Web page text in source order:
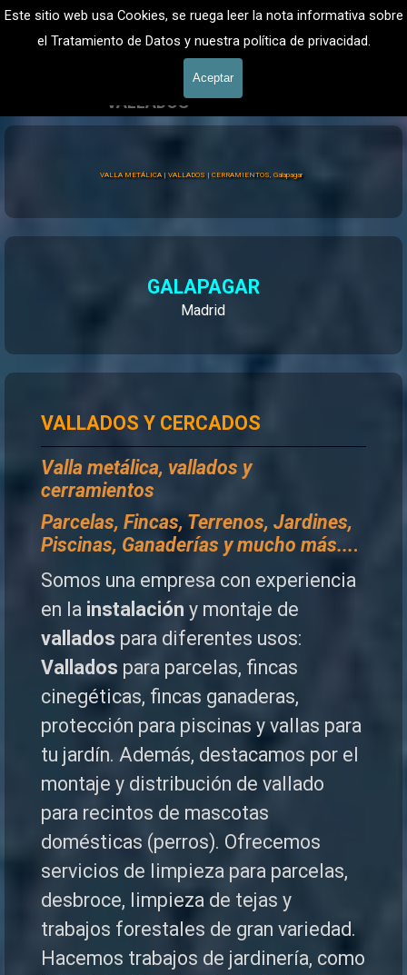
Este sitio web usa Cookies, se ruega leer la nota informativa sobre
el Tratamiento de Datos y nuestra política de privacidad.
Aceptar
Vaya al ContenidoVALLADOS METALICOS MADRID - VALLADO DE FINCAS
Valla Hercules, Vallado de fincas
VALLADOSVallados Jardín
VALLA METÁLICA | VALLADOS | CERRAMIENTOS, Galapagar
GALAPAGAR
Madrid
VALLADOS Y CERCADOS
Valla metálica, vallados y
cerramientos
Parcelas, Fincas, Terrenos, Jardines,
Piscinas, Ganaderías y mucho más....
Somos una empresa con experiencia
en la instalación y montaje de
vallados para diferentes usos:
Vallados para parcelas, fincas
cinegéticas, fincas ganaderas,
protección para piscinas y vallas para
tu jardín. Además, destacamos por el
montaje y distribución de vallado
para recintos de mascotas
domésticas (perros). Ofrecemos
servicios de limpieza para parcelas,
desbroce, limpieza de tejas y
trabajos forestales de gran variedad.
Hacemos trabajos de jardinería, como